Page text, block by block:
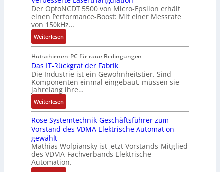
c
h
e
r
e
E
n
t
w
i
c
k
l
u
n
g
o
n
e
n
A
r
b
e
i
t
s
k
r
ä
f
t
e
o
n
e
x
p
a
n
d
i
e
r
t
i
n
g
a
n
g
i
m
M
a
s
c
h
i
n
e
n
-
t
t
e
r
i
e
l
o
s
e
M
u
l
t
t
u
r
Der OptoNCDT 5500 von Micro-Epsilon erhält
einen Performance-Boost: Mit einer Messrate
von 150kHz…
Weiterlesen:
V
e
r
b
e
s
s
e
r
t
L
a
s
Hutschienen-PC für raue Bedingungen
Das IT-Rückgrat der Fabrik
Die Industrie ist ein Gewohnheitstier. Sind
Komponenten einmal eingebaut, müssen sie
jahrelang ihre…
Weiterlesen:
D
a
s
T
-
R
Rose Systemtechnik-Geschäftsführer zum
Vorstand des VDMA Elektrische Automation
gewählt
Mathias Wolpiansky ist jetzt Vorstands-Mitglied
des VDMA-Fachverbands Elektrische
Automation.